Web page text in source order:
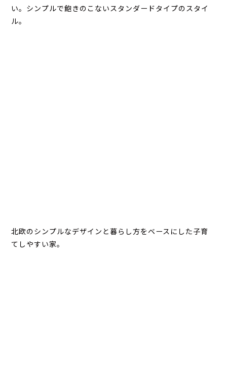
い。シンプルで飽きのこないスタンダードタイプのスタイ
ル。
北欧のシンプルなデザインと暮らし方をベースにした子育
てしやすい家。